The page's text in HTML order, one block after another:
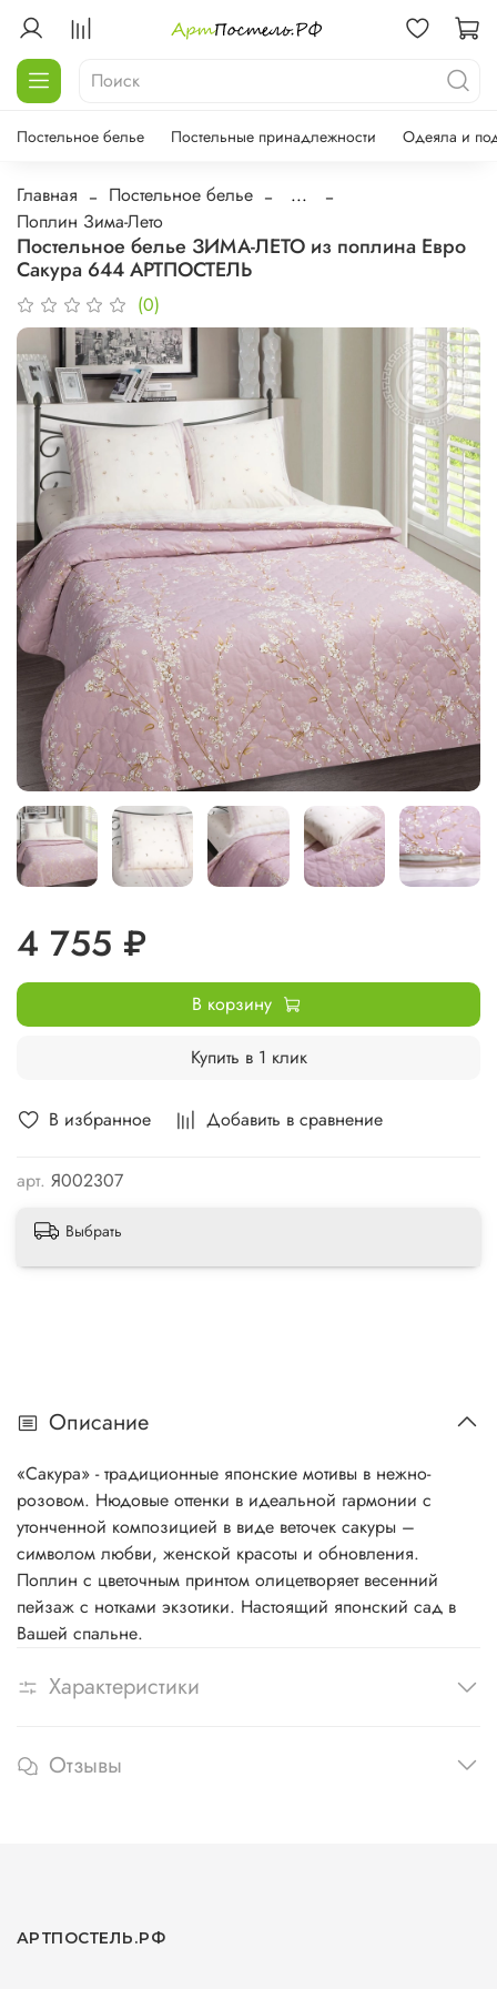
Постельное белье Постельные принадлежности Одеяла и
Главная Постельное белье
...
Поплин Зима-Лето
Постельное белье ЗИМА-ЛЕТО из поплина Евро
Сакура 644 АРТПОСТЕЛЬ
(0)
В избранное Добавить в сравнение
арт. Я002307
4 755 ₽
В корзину
Купить в 1 клик
Выбрать
Описание
«Сакура» - традиционные японские мотивы в нежно-
розовом. Нюдовые оттенки в идеальной гармонии с
утонченной композицией в виде веточек сакуры –
символом любви, женской красоты и обновления.
Поплин с цветочным принтом олицетворяет весенний
пейзаж с нотками экзотики. Настоящий японский сад в
Вашей спальне.
Характеристики
Отзывы
АРТПОСТЕЛЬ.РФ